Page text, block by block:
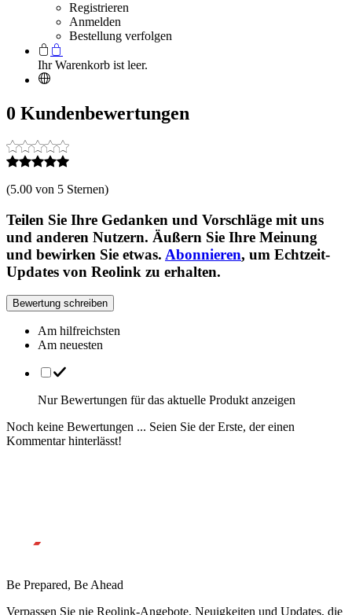
Registrieren
Anmelden
Bestellung verfolgen
Ihr Warenkorb ist leer.
0 Kundenbewertungen
(5.00 von 5 Sternen)
Teilen Sie Ihre Gedanken und Vorschläge mit uns
und anderen Nutzern. Äußern Sie Ihre Meinung
und bewirken Sie etwas. Abonnieren, um Echtzeit-
Updates von Reolink zu erhalten.
Bewertung schreiben
Am hilfreichsten
Am neuesten
Nur Bewertungen für das aktuelle Produkt anzeigen
Noch keine Bewertungen ... Seien Sie der Erste, der einen
Kommentar hinterlässt!
Be Prepared, Be Ahead
Verpassen Sie nie Reolink-Angebote, Neuigkeiten und Updates, die